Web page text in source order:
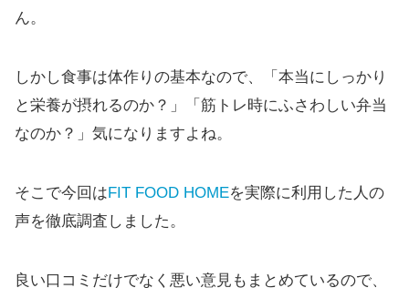
ん。
しかし食事は体作りの基本なので、「本当にしっかり
と栄養が摂れるのか？」「筋トレ時にふさわしい弁当
なのか？」気になりますよね。
そこで今回はFIT FOOD HOMEを実際に利用した人の
声を徹底調査しました。
良い口コミだけでなく悪い意見もまとめているので、